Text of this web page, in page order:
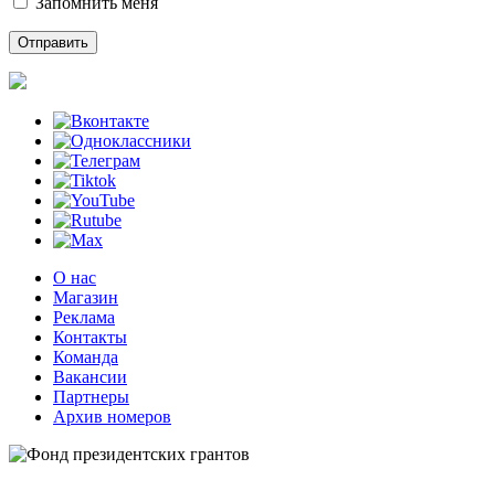
О нас
Магазин
Реклама
Контакты
Команда
Вакансии
Партнеры
Архив номеров